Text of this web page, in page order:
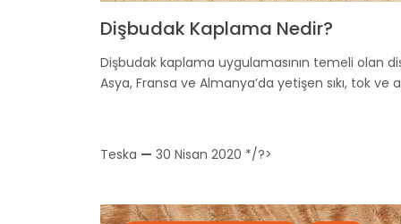
Dişbudak Kaplama Nedir?
Dişbudak kaplama uygulamasının temeli olan
Asya, Fransa ve Almanya’da yetişen sıkı, tok ve
Teska — 30 Nisan 2020 */?>